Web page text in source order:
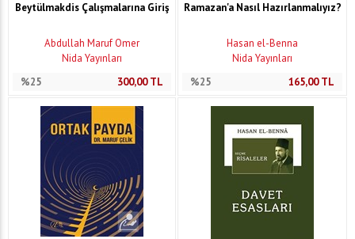
Beytülmakdis Çalışmalarına Giriş
Abdullah Maruf Ömer
Nida Yayınları
%25
300,00TL
Ramazan'a Nasıl Hazırlanmalıyız?
Hasan el-Benna
Nida Yayınları
%25
165,00TL